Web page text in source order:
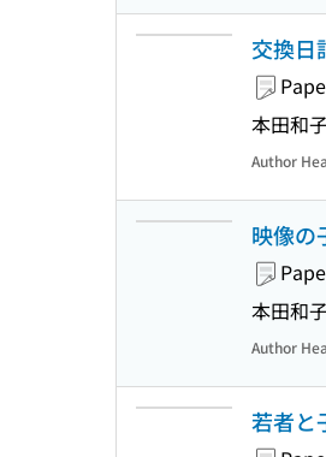
交換日
本田和
Author
映像の
本田和
Author
若者と